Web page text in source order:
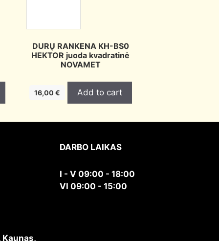
DURŲ RANKENA KH-BS0
HEKTOR juoda kvadratinė
NOVAMET
16,00 € Add to cart
Kaunas,
DARBO LAIKAS
I - V 09:00 - 18:00
VI 09:00 - 15:00